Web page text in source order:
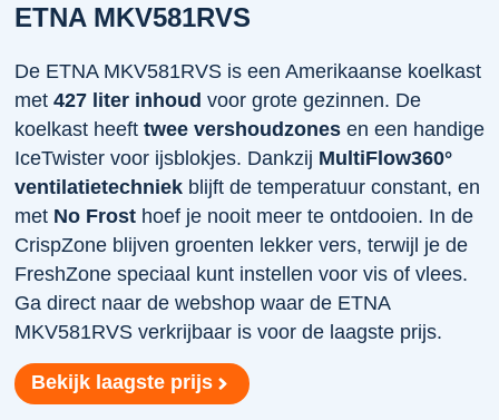
ETNA MKV581RVS
De ETNA MKV581RVS is een Amerikaanse koelkast
met427 liter inhoud voor grote gezinnen. De
koelkast heefttwee vershoudzones en een handige
IceTwister voor ijsblokjes. Dankzij MultiFlow360°
ventilatietechniek blijft de temperatuur constant, en
met No Frost hoef je nooit meer te ontdooien. In de
CrispZone blijven groenten lekker vers, terwijl je de
FreshZone speciaal kunt instellen voor vis of vlees.
Ga direct naar de webshop waar de ETNA
MKV581RVS verkrijbaar is voor de laagste prijs.
Bekijk laagste prijs